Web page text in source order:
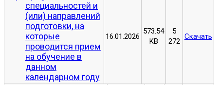
специальностей и
(или) направлений
подготовки, на
которые
проводится прием
на обучение в
данном
календарном году
16.01.2026
573.54
KB
5
272
Скачать